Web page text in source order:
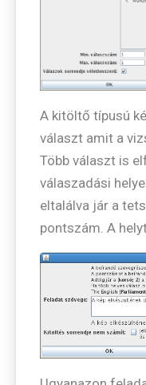
A kitöltő típusú
választ amit a
Több választ is
válaszadási
eltalálva jár a
pontszám. A